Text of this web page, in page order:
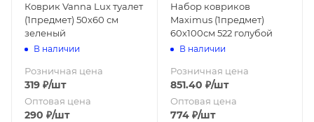
Коврик Vanna Lux туалет
(1предмет) 50х60 см
зеленый
В наличии
Розничная цена
319 ₽/шт
Оптовая цена
290 ₽/шт
Набор ковриков
Maximus (1предмет)
60х100см 522 голубой
В наличии
Розничная цена
851.40 ₽/шт
Оптовая цена
774₽/шт